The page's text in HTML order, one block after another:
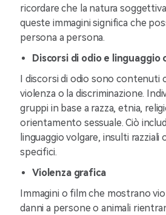
ricordare che la natura
queste immagini significa che
persona a persona.
Discorsi di odio e
I discorsi di odio sono contenuti
violenza o la discriminazione.
gruppi in base a razza, etnia,
orientamento sessuale. Ciò
linguaggio volgare, insulti razziali
specifici.
Violenza grafica
Immagini o film che mostrano
danni a persone o animali